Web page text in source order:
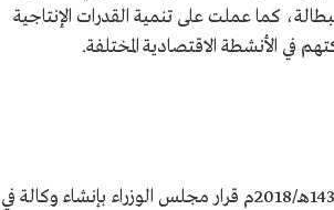
كما عملت على تنمية القدرات الإنتاجية
في الأنشطة الاقتصادية المختلفة.
في إطار تطوير أنظمة الحد من البطالة وتوطين الوظائف، صدر في عام 1439هـ/2018م قرار مجلس الوزراء بإنشاء وكالة في